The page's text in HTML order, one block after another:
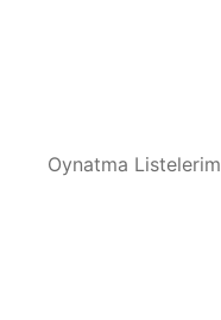
Oynatma Listelerim